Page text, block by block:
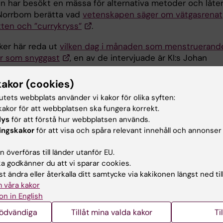
har besökt en mässa för alternativa metoder och
berätta vad vetenskapen säger om vätgasrenat
och ”currykryss”
.
här reda ut vilken dag i månaden som
som snyggast
, en av de intervjuade är KI:s Johan
tar här hjälp av KI-psykolog Elin Lindsäter för att
ärskillnaden mellan ångest och depression
hjälper här MåBra:s läsare att reda ut vad som
kring hälsoeffekten av att dricka kaffe
.
(cookies)
webbplats använder vi kakor för olika syften:
för att webbplatsen ska fungera korrekt.
för att förstå hur webbplatsen används.
för att visa och spåra relevant innehåll och
överföras till länder utanför EU.
godkänner du att vi sparar cookies.
ändra eller återkalla ditt samtycke via kakikonen längst ned
våra kakor
in English
Tillåt mina valda kakor